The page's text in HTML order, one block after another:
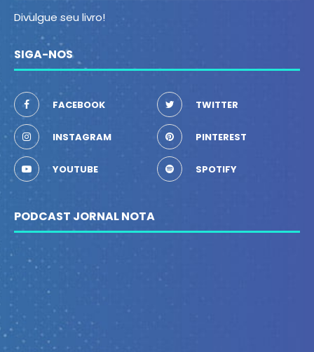
Divulgue seu livro!
SIGA-NOS
FACEBOOK TWITTER
INSTAGRAM PINTEREST
YOUTUBE SPOTIFY
PODCAST JORNAL NOTA